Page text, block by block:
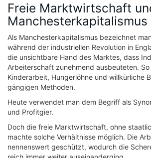
Freie Marktwirtschaft
Manchesterkapitalismus
Als Manchesterkapitalismus bezeichnet
während der industriellen Revolution in
die unsichtbare Hand des Marktes, dass
Arbeiterschaft zunehmend ausbeuteten.
Kinderarbeit, Hungerlöhne und willkürliche
gängigen Methoden.
Heute verwendet man dem Begriff als
und Profitgier.
Doch die freie Marktwirtschaft, ohne
machte solche Verhältnisse möglich. Die
nennenswert geschützt, wodurch die